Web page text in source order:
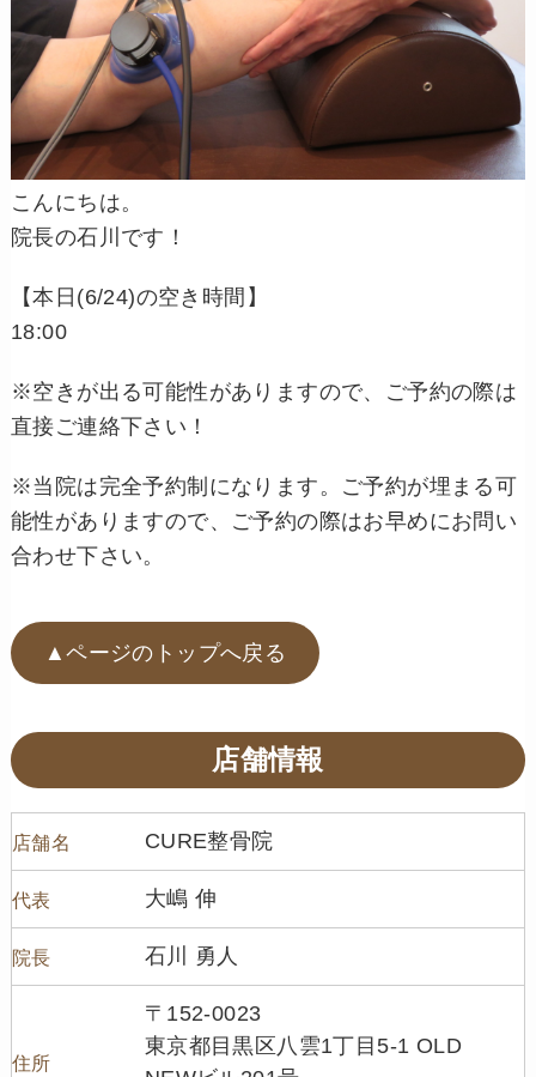
こんにちは。
院長の石川です！
【本日(6/24)の空き時間】
18:00
※空きが出る可能性がありますので、ご予約の際は
直接ご連絡下さい！
※当院は完全予約制になります。ご予約が埋まる可
能性がありますので、ご予約の際はお早めにお問い
合わせ下さい。
▲ページのトップへ戻る
店舗情報
店舗名 CURE整骨院
代表 大嶋 伸
院長 石川 勇人
住所
〒152-0023
東京都目黒区八雲1丁目5-1 OLD